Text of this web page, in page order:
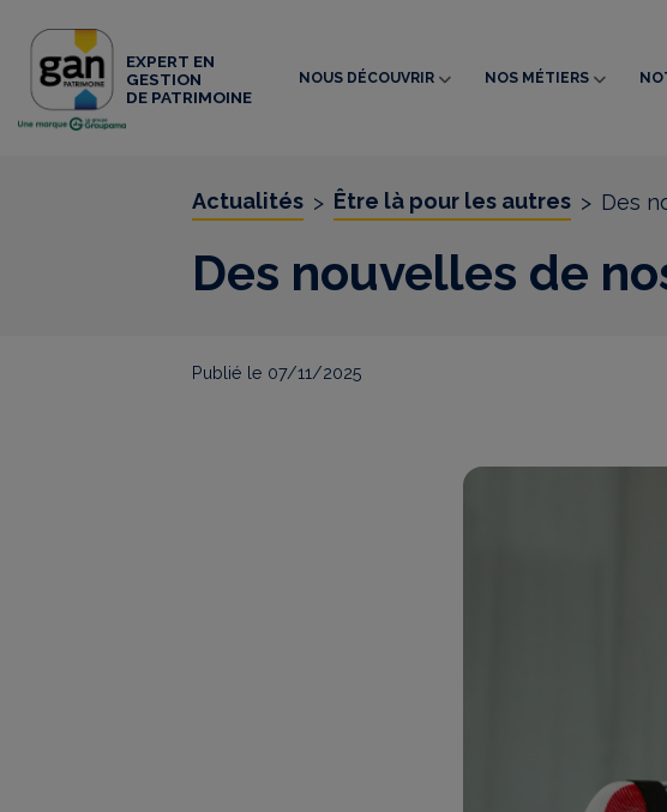
EXPERT EN
GESTION
DE PATRIMOINE
NOUS DÉCOUVRIR NOS MÉTIERS
Actualités > Être là pour les autres > Des
Des nouvelles de
Publié le 07/11/2025